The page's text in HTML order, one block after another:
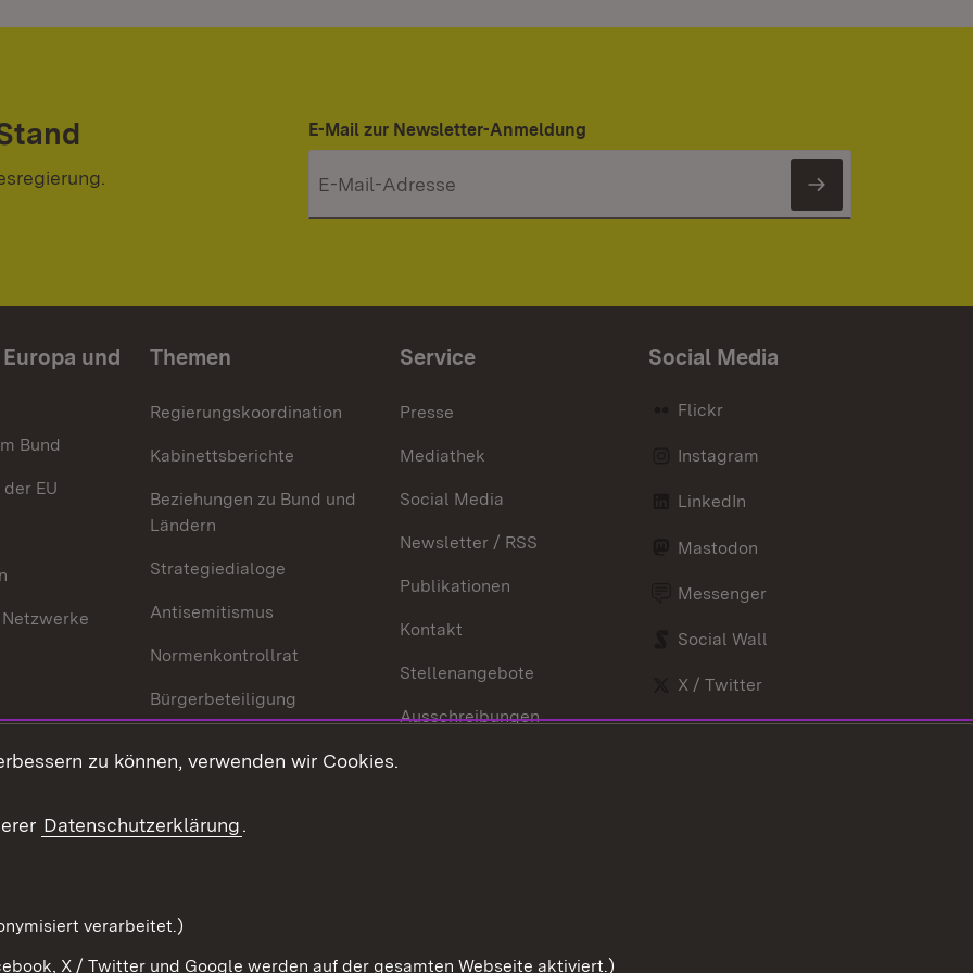
E-Mail zur Newsletter-Anmeldung
Newsletter
und
Bund
EU
Themen
Regierungskoordination
Kabinettsberichte
Beziehungen zu Bund und
Ländern
Strategiedialoge
Antisemitismus
Normenkontrollrat
Bürgerbeteiligung
Protokoll und
Service
Presse
Mediathek
Social Media
Newsletter / RSS
Publikationen
Kontakt
Stellenangebote
Ausschreibungen
Social Media
Flickr
Instagram
LinkedIn
Mastodon
Messenger
Social Wall
X / Twitter
Youtube
zu können, verwenden wir Cookies.
Datenschutzerklärung.
verarbeitet.)
X / Twitter und Google werden auf der gesamten Webseite aktiviert.)